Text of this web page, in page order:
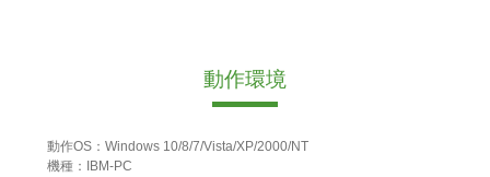
動作環境
動作OS：Windows 10/8/7/Vista/XP/2000/NT
機種：IBM-PC